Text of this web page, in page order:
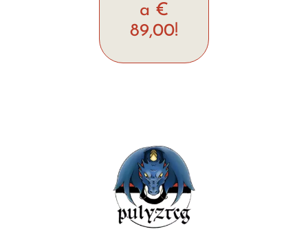
a €
89,00!